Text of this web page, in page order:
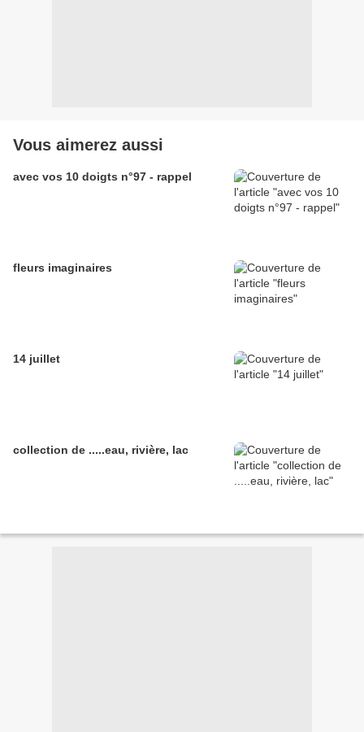
Vous aimerez aussi
avec vos 10 doigts n°97 - rappel
fleurs imaginaires
14 juillet
collection de .....eau, rivière, lac